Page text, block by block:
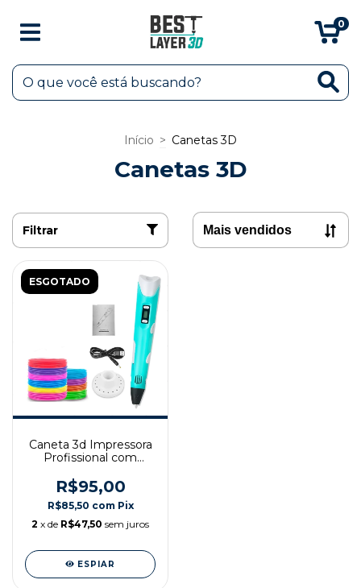
0
Início > Canetas 3D
Canetas 3D
Filtrar
ESGOTADO
Caneta 3d Impressora
Profissional com
R$95,00
R$85,50 com Pix
2 x de R$47,50 sem juros
ESPIAR